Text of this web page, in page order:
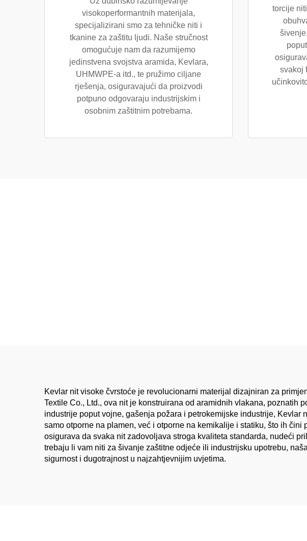
visokoperformantnih materijala,
specijalizirani smo za tehničke niti i
tkanine za zaštitu ljudi. Naše stručnost
omogućuje nam da razumijemo
jedinstvena svojstva aramida, Kevlara,
UHMWPE-a itd., te pružimo ciljane
rješenja, osiguravajući da proizvodi
potpuno odgovaraju industrijskim i
osobnim zaštitnim potrebama.
torcije
svakoj
Kevlar nit visoke čvrstoće je revolucionarni materijal dizajniran za
Textile Co., Ltd., ova nit je konstruirana od aramidnih vlakana, poznatih
industrije poput vojne, gašenja požara i petrokemijske industrije,
samo otporne na plamen, već i otporne na kemikalije i statiku, što ih
osigurava da svaka nit zadovoljava stroga kvaliteta standarda, nudeći
trebaju li vam niti za šivanje zaštitne odjeće ili industrijsku upotrebu,
sigurnost i dugotrajnost u najzahtjevnijim uvjetima.